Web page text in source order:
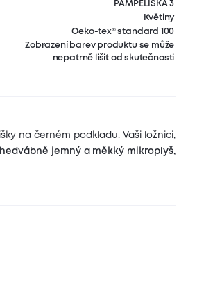
PAMPELIŠKA 3
Květiny
Oeko-tex® standard 100
Zobrazení barev produktu se může
nepatrně lišit od skutečnosti
na černém podkladu. Vaši ložnici,
hedvábně jemný a měkký mikroplyš,